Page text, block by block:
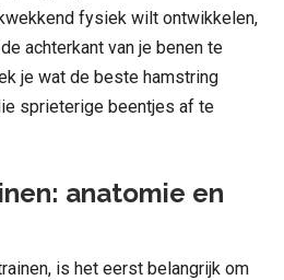
fysiek wilt ontwikkelen,
achterkant van je benen te
je wat de beste hamstring
sprieterige beentjes af te
anatomie en
is het eerst belangrijk om